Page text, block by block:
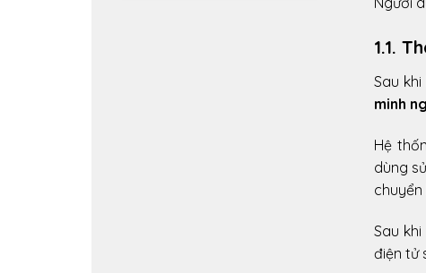
1.1.
Sau
minh
Hệ
dùng
chuyển
Sau
điện tử